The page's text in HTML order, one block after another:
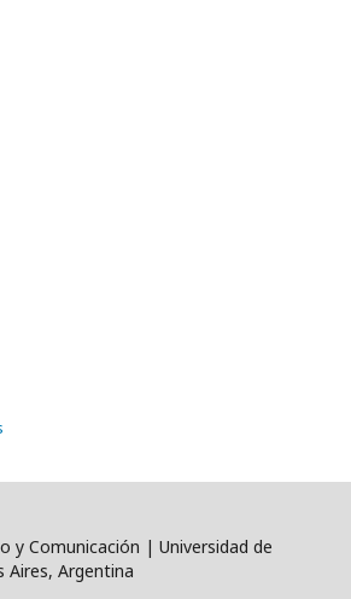
y Comunicación | Universidad de
Argentina